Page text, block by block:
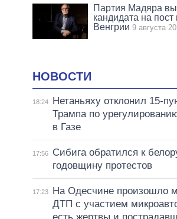
Партия Мадяра
кандидата на пост
Венгрии 9 августа
НОВОСТИ
18:24
Нетаньяху отклонил 15-
Трампа по
в Газе
17:56
Сибига обратился к
годовщину протестов
17:23
На Одесчине произошло
ДТП с участием